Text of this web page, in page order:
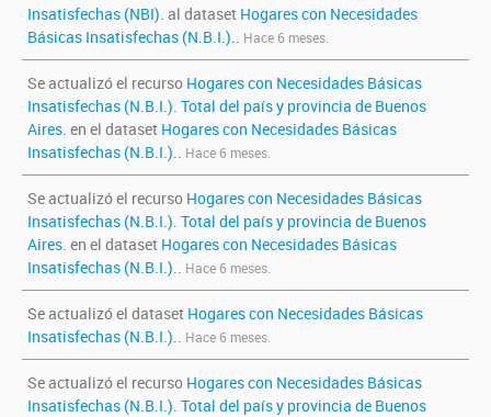
Insatisfechas (NBI). al dataset Hogares con Necesidades
Básicas Insatisfechas (N.B.I.).. Hace 6 meses.
Se actualizó el recurso Hogares con Necesidades Básicas
Insatisfechas (N.B.I.). Total del país y provincia de Buenos
Aires. en el dataset Hogares con Necesidades Básicas
Insatisfechas (N.B.I.).. Hace 6 meses.
Se actualizó el recurso Hogares con Necesidades Básicas
Insatisfechas (N.B.I.). Total del país y provincia de Buenos
Aires. en el dataset Hogares con Necesidades Básicas
Insatisfechas (N.B.I.).. Hace 6 meses.
Se actualizó el dataset Hogares con Necesidades Básicas
Insatisfechas (N.B.I.).. Hace 6 meses.
Se actualizó el recurso Hogares con Necesidades Básicas
Insatisfechas (N.B.I.). Total del país y provincia de Buenos